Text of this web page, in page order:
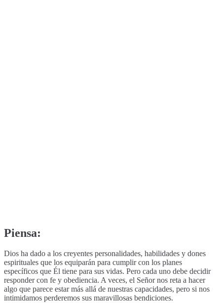
Piensa:
Dios ha dado a los creyentes personalidades, habilidades y dones
espirituales que los equiparán para cumplir con los planes
específicos que Él tiene para sus vidas. Pero cada uno debe decidir
responder con fe y obediencia. A veces, el Señor nos reta a hacer
algo que parece estar más allá de nuestras capacidades, pero si nos
intimidamos perderemos sus maravillosas bendiciones.